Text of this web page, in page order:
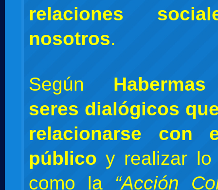
relaciones
nosotros.
Según Habermas
seres dialógicos
relacionarse con
público y realizar lo
como la “Acción